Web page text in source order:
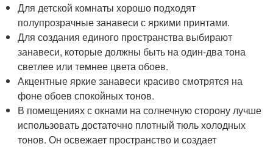
Для детской комнаты хорошо подходят
полупрозрачные занавеси с яркими принтами.
Для создания единого пространства выбирают
занавеси, которые должны быть на один-два тона
светлее или темнее цвета обоев.
Акцентные яркие занавеси красиво смотрятся на
фоне обоев спокойных тонов.
В помещениях с окнами на солнечную сторону лучше
использовать достаточно плотный тюль холодных
тонов. Он освежает пространство и создает